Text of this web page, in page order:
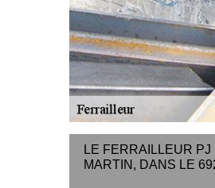
LE FERRAILLEUR
MARTIN, DANS LE